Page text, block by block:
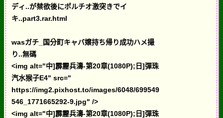
ディ..が禁欲後にポルチオ激突きでイ
キ..part3.rar.html
wasガチ_国分町キャバ嬢持ち帰り成功ハメ撮
り..無碼
<img alt="中]霹靂兵濤-第20章(1080P);日]彈珠
汽水猴子E4" src="
https://img2.pixhost.to/images/6048/699549
546_1771665292-9.jpg" />
<img alt="中]霹靂兵濤-第20章(1080P);日]彈珠